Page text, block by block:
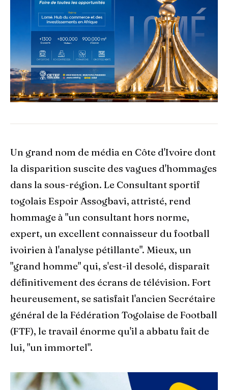
Un grand nom de média en Côte d'Ivoire dont
la disparition suscite des vagues d'hommages
dans la sous-région. Le Consultant sportif
togolais Espoir Assogbavi, attristé, rend
hommage à "un consultant hors norme,
expert, un excellent connaisseur du football
ivoirien à l'analyse pétillante". Mieux, un
"grand homme" qui, s'est-il desolé, disparaît
définitivement des écrans de télévision. Fort
heureusement, se satisfait l'ancien Secrétaire
général de la Fédération Togolaise de Football
(FTF), le travail énorme qu'il a abbatu fait de
lui, "un immortel".